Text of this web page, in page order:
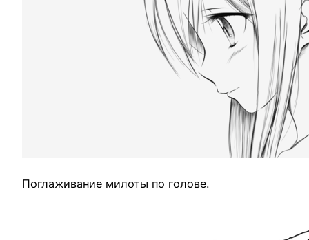
Поглаживание милоты по голове.